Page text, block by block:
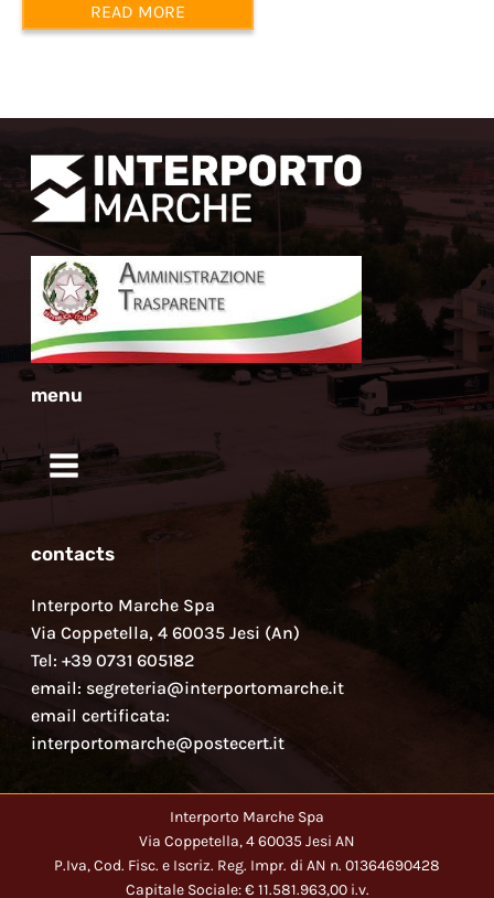
READ MORE
menu
contacts
Interporto Marche Spa
Via Coppetella, 4 60035 Jesi (An)
Tel: +39 0731 605182
email: segreteria@interportomarche.it
email certificata:
interportomarche@postecert.it
Interporto Marche Spa
Via Coppetella, 4 60035 Jesi AN
P.Iva, Cod. Fisc. e Iscriz. Reg. Impr. di AN n. 01364690428
Capitale Sociale: € 11.581.963,00 i.v.